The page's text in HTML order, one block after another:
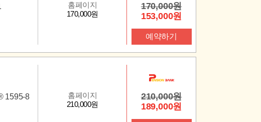
홈페이지
170,000원
170,000원
153,000원
예약하기
1595-8
홈페이지
210,000원
210,000원
189,000원